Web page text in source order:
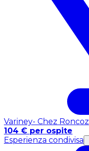
Variney- Chez Roncoz
104 € per ospite
Esperienza condivisa